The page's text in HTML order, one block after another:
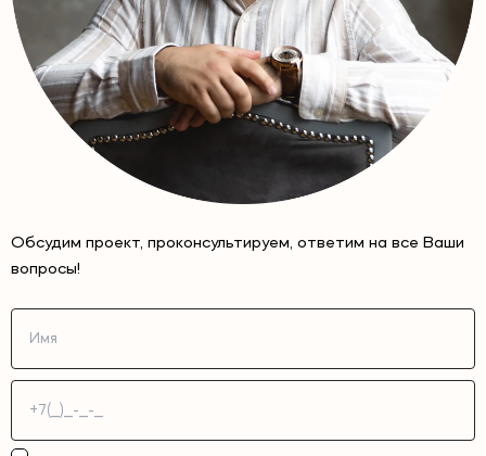
Обсудим проект, проконсультируем, ответим на все Ваши
вопросы!